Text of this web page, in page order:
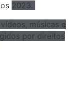
2023.
músicas e
por direitos